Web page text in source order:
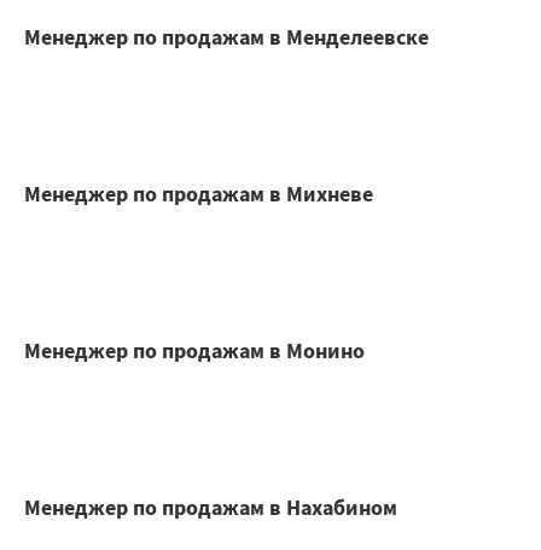
Менеджер по продажам в Менделеевске
Менеджер по продажам в Михневе
Менеджер по продажам в Монино
Менеджер по продажам в Нахабином